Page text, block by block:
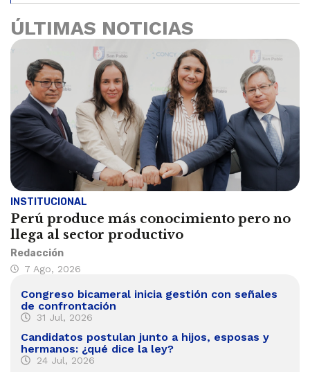
ÚLTIMAS NOTICIAS
INSTITUCIONAL
Perú produce más conocimiento pero no
llega al sector productivo
Redacción
7 Ago, 2026
Congreso bicameral inicia gestión con señales
de confrontación
31 Jul, 2026
Candidatos postulan junto a hijos, esposas y
hermanos: ¿qué dice la ley?
24 Jul, 2026